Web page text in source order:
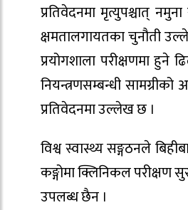
प्रतिवेदनमा मृत्युपश्चात्
क्षमतालगायतका चुनौती
प्रयोगशाला परीक्षणमा
नियन्त्रणसम्बन्धी
प्रतिवेदनमा उल्लेख छ ।
विश्व स्वास्थ्य सङ्गठनले
कङ्गोमा क्लिनिकल परीक्षण
उपलब्ध छैन ।